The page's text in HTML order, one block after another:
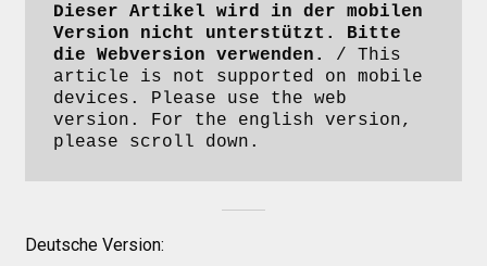
Test Startseite
Über uns
Händlerkonditionen
Dieser Artikel wird in der mobilen
Version nicht unterstützt. Bitte
die Webversion verwenden.
/ This
article is not supported on mobile
devices. Please use the web
version. For the english version,
please scroll down.
Deutsche Version: